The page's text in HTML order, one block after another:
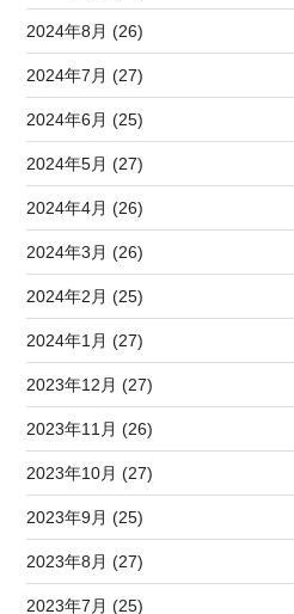
2024年8月 (26)
2024年7月 (27)
2024年6月 (25)
2024年5月 (27)
2024年4月 (26)
2024年3月 (26)
2024年2月 (25)
2024年1月 (27)
2023年12月 (27)
2023年11月 (26)
2023年10月 (27)
2023年9月 (25)
2023年8月 (27)
2023年7月 (25)